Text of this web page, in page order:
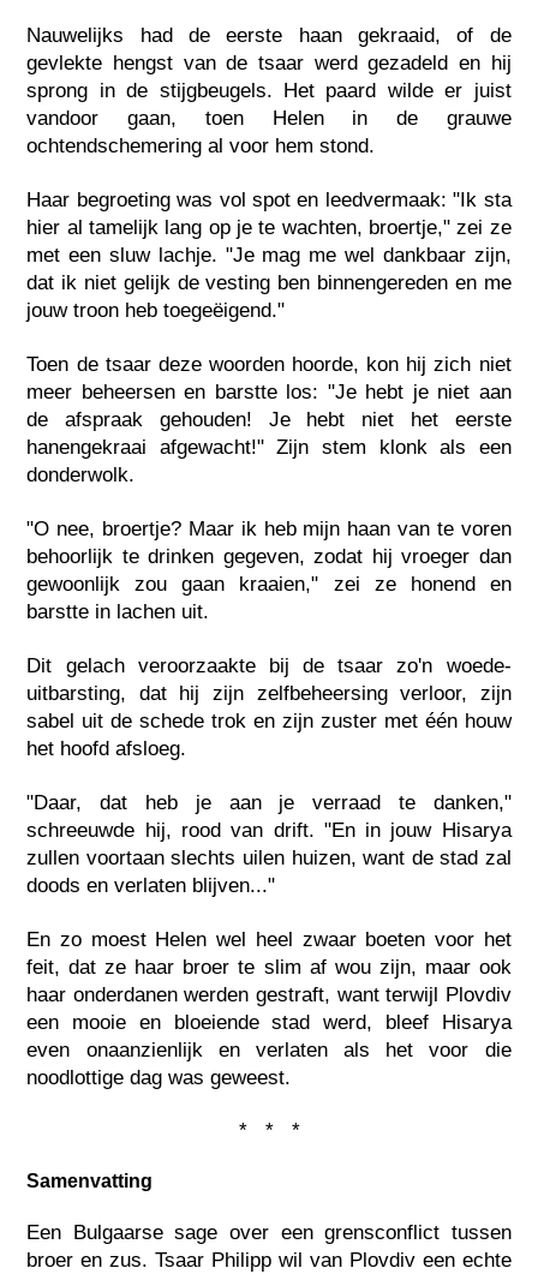
Nauwelijks had de eerste haan gekraaid, of de
gevlekte hengst van de tsaar werd gezadeld en hij
sprong in de stijgbeugels. Het paard wilde er juist
vandoor gaan, toen Helen in de grauwe
ochtendschemering al voor hem stond.
Haar begroeting was vol spot en leedvermaak: "Ik sta
hier al tamelijk lang op je te wachten, broertje," zei ze
met een sluw lachje. "Je mag me wel dankbaar zijn,
dat ik niet gelijk de vesting ben binnengereden en me
jouw troon heb toegeëigend."
Toen de tsaar deze woorden hoorde, kon hij zich niet
meer beheersen en barstte los: "Je hebt je niet aan
de afspraak gehouden! Je hebt niet het eerste
hanengekraai afgewacht!" Zijn stem klonk als een
donderwolk.
"O nee, broertje? Maar ik heb mijn haan van te voren
behoorlijk te drinken gegeven, zodat hij vroeger dan
gewoonlijk zou gaan kraaien," zei ze honend en
barstte in lachen uit.
Dit gelach veroorzaakte bij de tsaar zo'n woede-
uitbarsting, dat hij zijn zelfbeheersing verloor, zijn
sabel uit de schede trok en zijn zuster met één houw
het hoofd afsloeg.
"Daar, dat heb je aan je verraad te danken,"
schreeuwde hij, rood van drift. "En in jouw Hisarya
zullen voortaan slechts uilen huizen, want de stad zal
doods en verlaten blijven..."
En zo moest Helen wel heel zwaar boeten voor het
feit, dat ze haar broer te slim af wou zijn, maar ook
haar onderdanen werden gestraft, want terwijl Plovdiv
een mooie en bloeiende stad werd, bleef Hisarya
even onaanzienlijk en verlaten als het voor die
noodlottige dag was geweest.
* * *
Samenvatting
Een Bulgaarse sage over een grensconflict tussen
broer en zus. Tsaar Philipp wil van Plovdiv een echte